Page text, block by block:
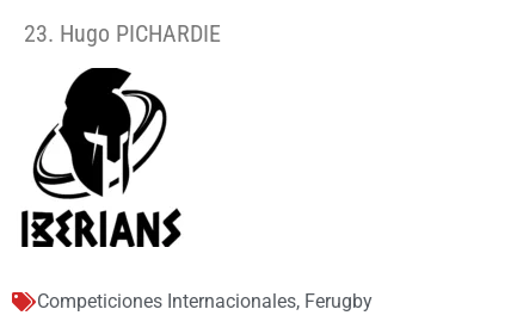
Hugo PICHARDIE
Competiciones Internacionales, Ferugby